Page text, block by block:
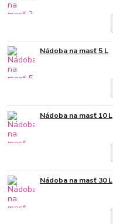
Nádoba na masť 5 L
Nádoba na masť 10 L
Nádoba na masť 30 L